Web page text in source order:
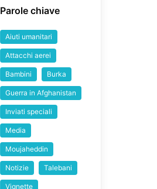
Parole chiave
Aiuti umanitari
Attacchi aerei
Bambini Burka
Guerra in Afghanistan
Inviati speciali
Media
Moujaheddin
Notizie Talebani
Vignette